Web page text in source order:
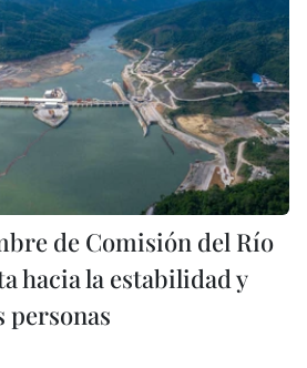
de Comisión del Río
hacia la estabilidad y
personas